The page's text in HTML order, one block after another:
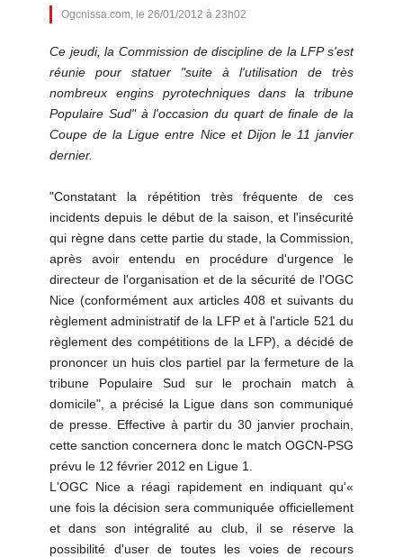
Ogcnissa.com, le 26/01/2012 à 23h02
Ce jeudi, la Commission de discipline de la LFP s'est
réunie pour statuer "suite à l'utilisation de très
nombreux engins pyrotechniques dans la tribune
Populaire Sud" à l'occasion du quart de finale de la
Coupe de la Ligue entre Nice et Dijon le 11 janvier
dernier.
"Constatant la répétition très fréquente de ces
incidents depuis le début de la saison, et l'insécurité
qui règne dans cette partie du stade, la Commission,
après avoir entendu en procédure d'urgence le
directeur de l'organisation et de la sécurité de l'OGC
Nice (conformément aux articles 408 et suivants du
règlement administratif de la LFP et à l'article 521 du
règlement des compétitions de la LFP), a décidé de
prononcer un huis clos partiel par la fermeture de la
tribune Populaire Sud sur le prochain match à
domicile", a précisé la Ligue dans son communiqué
de presse. Effective à partir du 30 janvier prochain,
cette sanction concernera donc le match OGCN-PSG
prévu le 12 février 2012 en Ligue 1.
L'OGC Nice a réagi rapidement en indiquant qu'«
une fois la décision sera communiquée officiellement
et dans son intégralité au club, il se réserve la
possibilité d'user de toutes les voies de recours